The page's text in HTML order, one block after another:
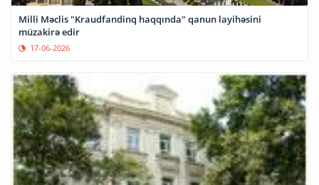
Milli Məclis "Kraudfandinq haqqında" qanun layihəsini
müzakirə edir
17-06-2026